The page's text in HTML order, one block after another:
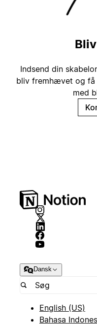
Indsend din
bliv fremhævet og få
med
Dansk
English (US)
Bahasa